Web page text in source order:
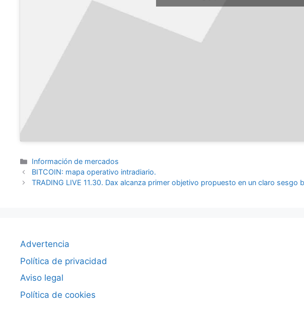
Categorías
Información de mercados
BITCOIN: mapa operativo intradiario.
TRADING LIVE 11.30. Dax alcanza primer objetivo propuesto en un claro sesgo
Advertencia
Política de privacidad
Aviso legal
Política de cookies